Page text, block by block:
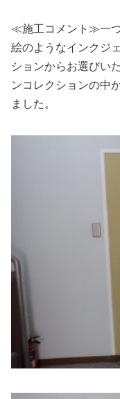
≪施工コメント≫一
絵のようなインクジ
ションからお選びい
ンコレクションの中
ました。